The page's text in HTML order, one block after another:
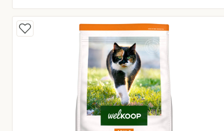
Huidige prijs € 19,95